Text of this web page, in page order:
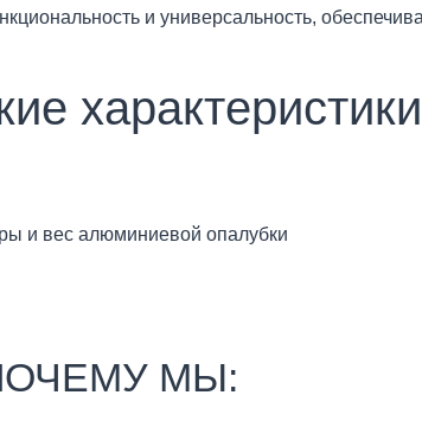
и универсальность,
характеристики
МЫ: